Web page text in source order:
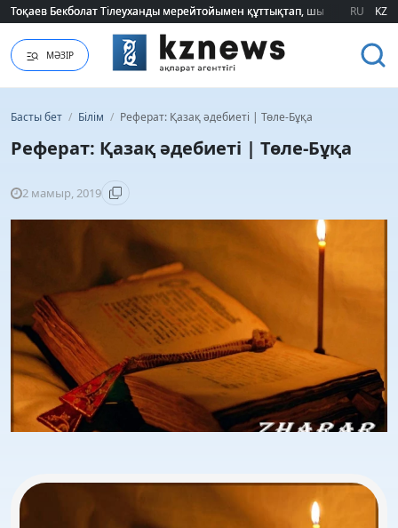
Тоқаев Бекболат Тілеуханды мерейтойымен құттықтап, шығармашылық
Тоқаев Бекболат Тілеуханды мерейтойымен құттықтап, шығармашылық
RU KZ
МӘЗІР
Басты бет / Білім / Реферат: Қазақ әдебиеті | Төле-Бұқа
Реферат: Қазақ әдебиеті | Төле-Бұқа
2 мамыр, 2019